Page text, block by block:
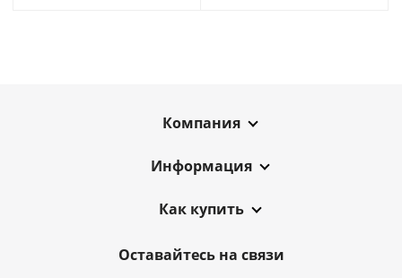
Компания
Информация
Как купить
Оставайтесь на связи